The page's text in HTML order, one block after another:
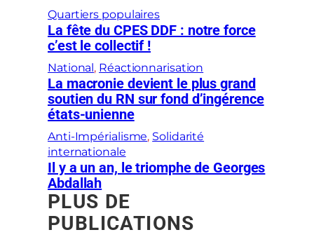
Quartiers populaires
La fête du CPES DDF : notre force
c’est le collectif !
National , Réactionnarisation
La macronie devient le plus grand
soutien du RN sur fond d’ingérence
états-unienne
Anti-Impérialisme, Solidarité
internationale
Il y a un an, le triomphe de Georges
Abdallah
PLUS DE
PUBLICATIONS